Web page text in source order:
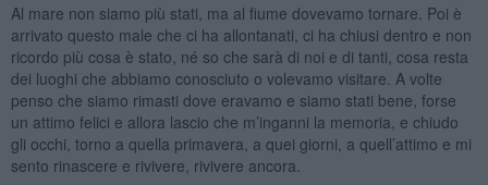
Al mare non siamo più stati, ma al fiume dovevamo tornare. Poi è
arrivato questo male che ci ha allontanati, ci ha chiusi dentro e non
ricordo più cosa è stato, né so che sarà di noi e di tanti, cosa resta
dei luoghi che abbiamo conosciuto o volevamo visitare. A volte
penso che siamo rimasti dove eravamo e siamo stati bene, forse
un attimo felici e allora lascio che m’inganni la memoria, e chiudo
gli occhi, torno a quella primavera, a quei giorni, a quell’attimo e mi
sento rinascere e rivivere, rivivere ancora.